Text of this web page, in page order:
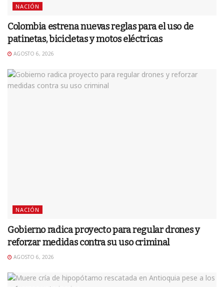
NACIÓN
Colombia estrena nuevas reglas para el uso de
patinetas, bicicletas y motos eléctricas
AGOSTO 6, 2026
NACIÓN
Gobierno radica proyecto para regular drones y
reforzar medidas contra su uso criminal
AGOSTO 6, 2026